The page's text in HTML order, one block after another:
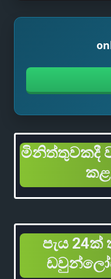
මිනිත්තුවකදී
කළ
පැය 24ක්